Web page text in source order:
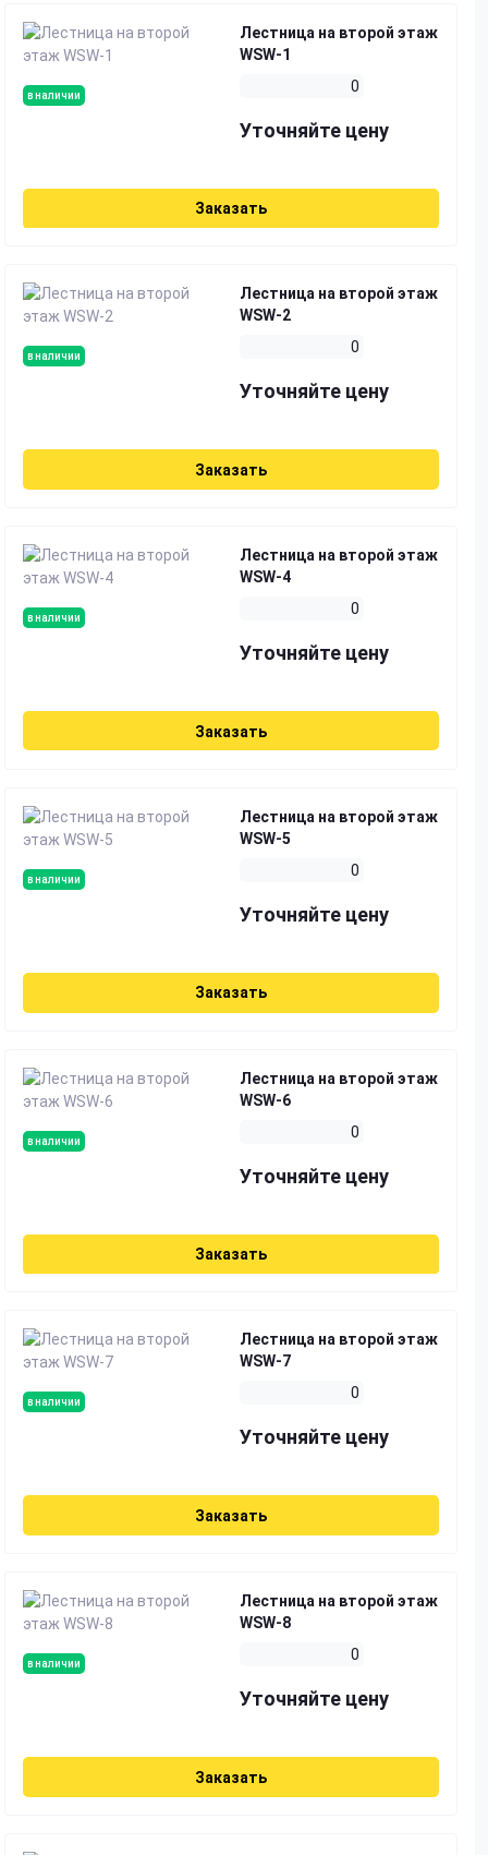
в наличии
Лестница на второй этаж
WSW-1
0
Уточняйте цену
Заказать
в наличии
Лестница на второй этаж
WSW-2
0
Уточняйте цену
Заказать
в наличии
Лестница на второй этаж
WSW-4
0
Уточняйте цену
Заказать
в наличии
Лестница на второй этаж
WSW-5
0
Уточняйте цену
Заказать
в наличии
Лестница на второй этаж
WSW-6
0
Уточняйте цену
Заказать
в наличии
Лестница на второй этаж
WSW-7
0
Уточняйте цену
Заказать
в наличии
Лестница на второй этаж
WSW-8
0
Уточняйте цену
Заказать